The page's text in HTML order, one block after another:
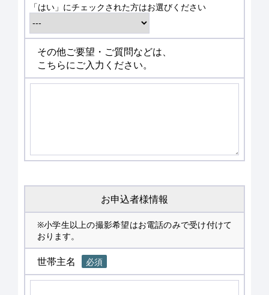
「はい」にチェックされた方はお選びください
その他ご要望・ご質問などは、
こちらにご入力ください。
お申込者様情報
※小学生以上の撮影希望はお電話のみで受け付けて
おります。
世帯主名 必須